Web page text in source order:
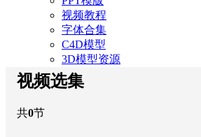
视频教程
字体合集
C4D模型
3D模型资源
视频选集
共0节